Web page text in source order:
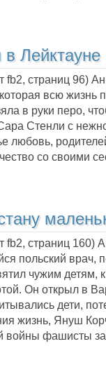
Лейктауне
fb2, страниц 96)
всю жизнь
в руки перо,
Стенли с
любовь,
со своими
fb2, страниц 160)
польский врач,
чужим детям,
Он открыл в
дети,
жизнь, Януш
войны фашисты